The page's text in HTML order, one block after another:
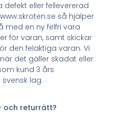
defekt eller fellevererad
så hjälper
med en ny felfri vara
för varan, samt skickar
den felaktiga varan. Vi
det gäller skadat eller
kund 3 års
lag.
och returrätt?